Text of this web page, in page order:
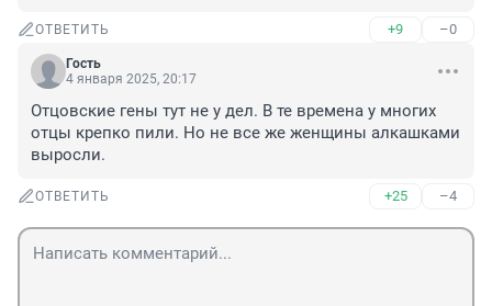
ОТВЕТИТЬ +9 –0
Гость
4 января 2025, 20:17
Отцовские гены тут не у дел. В те времена у многих
отцы крепко пили. Но не все же женщины алкашками
выросли.
ОТВЕТИТЬ +25 –4